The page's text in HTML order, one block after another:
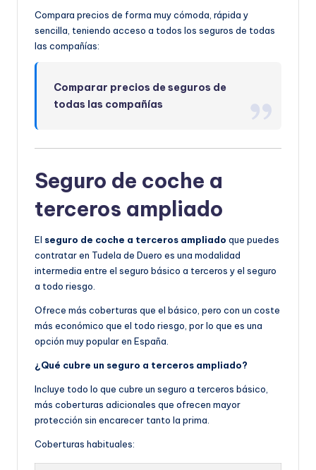
Compara precios de forma muy cómoda, rápida y
sencilla, teniendo acceso a todos los seguros de todas
las compañías:
Comparar precios de seguros de
todas las compañías
Seguro de coche a
terceros ampliado
El seguro de coche a terceros ampliado que puedes
contratar en Tudela de Duero es una modalidad
intermedia entre el seguro básico a terceros y el seguro
a todo riesgo.
Ofrece más coberturas que el básico, pero con un coste
más económico que el todo riesgo, por lo que es una
opción muy popular en España.
¿Qué cubre un seguro a terceros ampliado?
Incluye todo lo que cubre un seguro a terceros básico,
más coberturas adicionales que ofrecen mayor
protección sin encarecer tanto la prima.
Coberturas habituales: